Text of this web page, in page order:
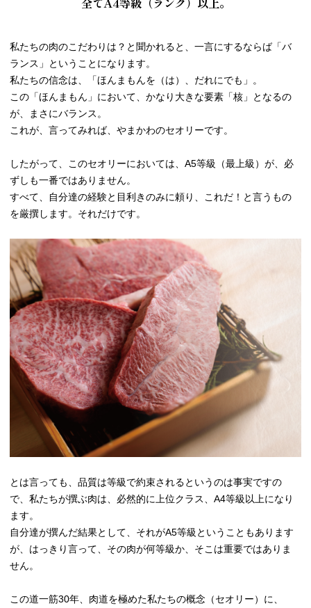
私たちの肉のこだわりは？と聞かれると、一言にするならば「バ
ランス」ということになります。
私たちの信念は、「ほんまもんを（は）、だれにでも」。
この「ほんまもん」において、かなり大きな要素「核」となるの
が、まさにバランス。
これが、言ってみれば、やまかわのセオリーです。
したがって、このセオリーにおいては、A5等級（最上級）が、必
ずしも一番ではありません。
すべて、自分達の経験と目利きのみに頼り、これだ！と言うもの
を厳撰します。それだけです。
とは言っても、品質は等級で約束されるというのは事実ですの
で、私たちが撰ぶ肉は、必然的に上位クラス、A4等級以上になり
ます。
自分達が撰んだ結果として、それがA5等級ということもあります
が、はっきり言って、その肉が何等級か、そこは重要ではありま
せん。
この道一筋30年、肉道を極めた私たちの概念（セオリー）に、